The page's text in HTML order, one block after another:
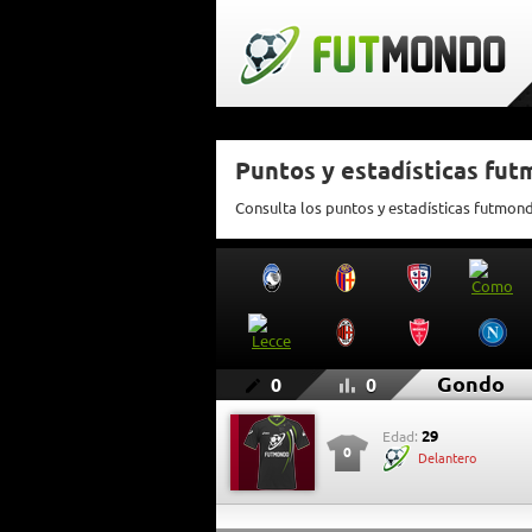
Puntos y estadísticas
Consulta los puntos y estadísticas
0 0 Gondo
0
Edad: 29
Delantero